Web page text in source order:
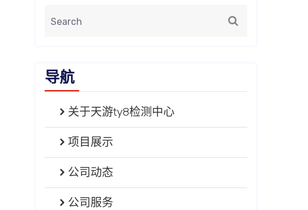
导航
关于天游ty8检测中心
项目展示
公司动态
公司服务